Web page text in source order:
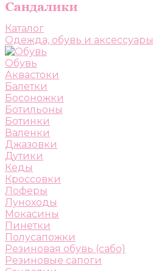
Каталог
Одежда, обувь и аксессуары
Обувь
Аквастоки
Балетки
Босоножки
Ботильоны
Ботинки
Валенки
Джазовки
Дутики
Кеды
Кроссовки
Лоферы
Луноходы
Мокасины
Пинетки
Полусапожки
Резиновая обувь (сабо)
Резиновые сапоги